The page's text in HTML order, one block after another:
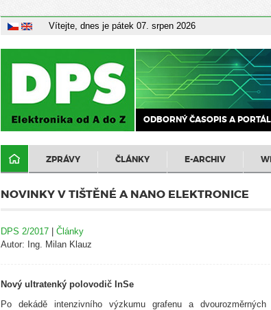
Vítejte, dnes je pátek 07. srpen 2026
ODBORNÝ ČASOPIS A
ZPRÁVY ČLÁNKY E-ARCHIV
NOVINKY V TIŠTĚNÉ A NANO ELEKTRONICE
DPS 2/2017 | Články
Autor: Ing. Milan Klauz
Nový ultratenký polovodič InSe
Po dekádě intenzivního výzkumu grafenu a dvourozměrných